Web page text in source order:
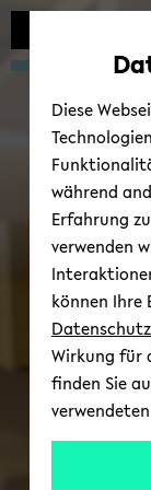
Diese
während
Erfahrung
verwenden
können Ihre
Wirkung für
finden Sie